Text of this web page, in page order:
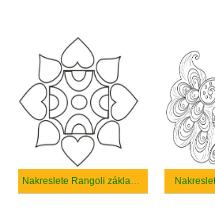
Nakreslete Rangoli základní tisknutelné